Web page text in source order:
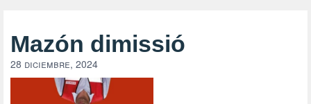
Mazón dimissió
28 diciembre, 2024